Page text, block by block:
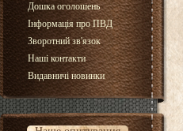
Дошка оголошень
Інформація про ПВД
Зворотний зв'язок
Наші контакти
Видавничі новинки